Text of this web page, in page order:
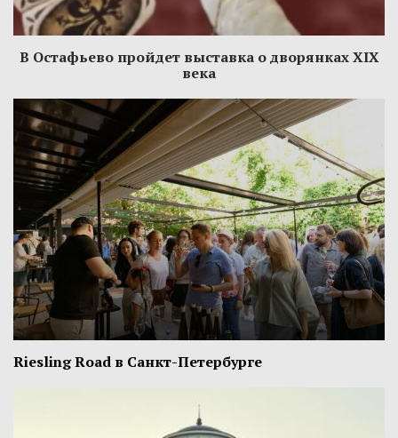
В Остафьево пройдет выставка о дворянках XIX
века
Riesling Road в Санкт-Петербурге